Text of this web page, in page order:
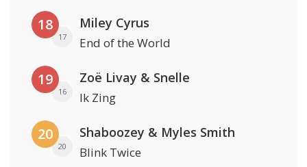
18
17
Miley Cyrus
End of the World
19
16
Zoë Livay & Snelle
Ik Zing
20
20
Shaboozey & Myles Smith
Blink Twice